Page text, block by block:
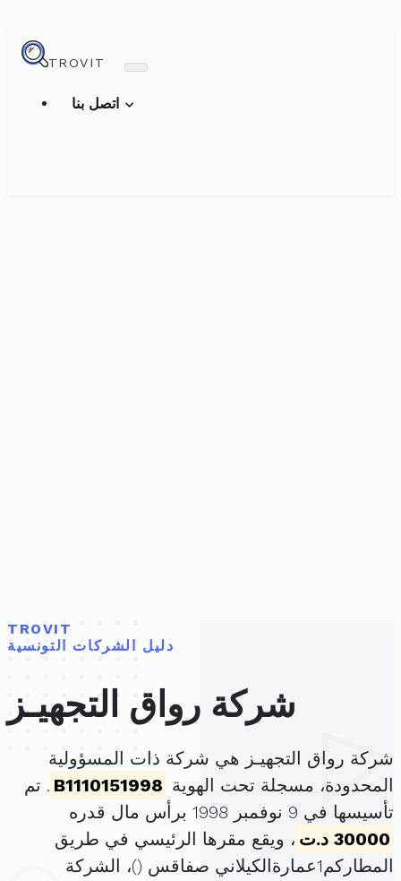
TROVIT
TROVIT
دليل الشركات التونسية
شركة رواق التجهيـز
شركة رواق التجهيـز هي شركة ذات المسؤولية
المحدودة، مسجلة تحت الهوية B1110151998 . تم
تأسيسها في 9 نوفمبر 1998 برأس مال قدره
30000 د.ت
، ويقع مقرها الرئيسي في طريق
المطاركم1عمارةالكيلاني صفاقس (
)، الشركة